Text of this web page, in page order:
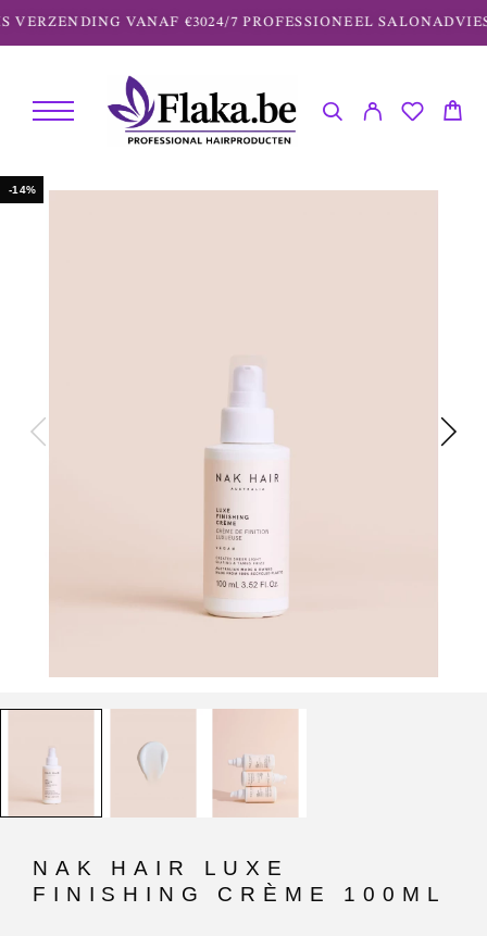
VANAF €3024/7 PROFESSIONEEL SALONADVIES
-14%
NAK HAIR LUXE
FINISHING CRÈME 100ML